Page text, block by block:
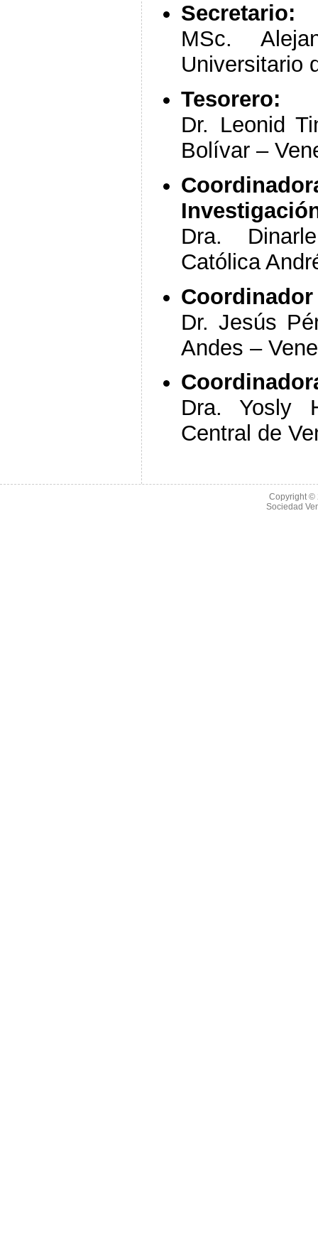
Secretario:
MSc.
Universitario
Tesorero:
Dr. Leonid
Bolívar –
Dra.
Católica
Dr. Jesús
Andes –
Dra. Yosly
Central de
Copyright
Sociedad